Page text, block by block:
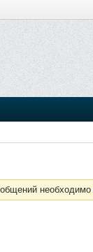
необходимо